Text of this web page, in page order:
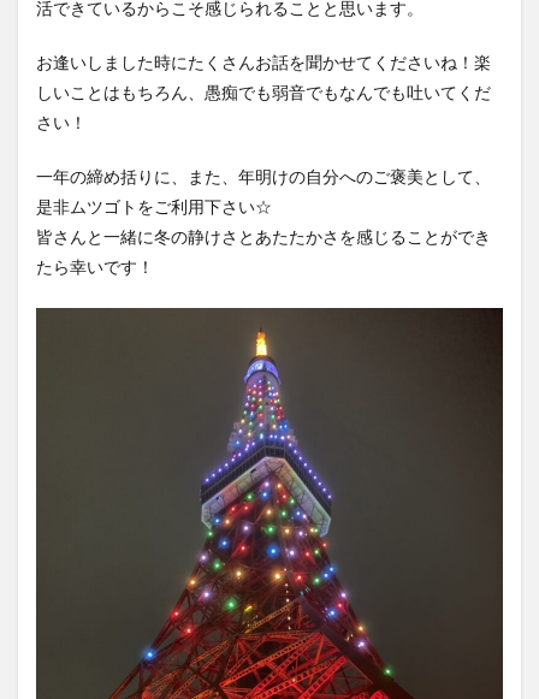
活できているからこそ感じられることと思います。
お逢いしました時にたくさんお話を聞かせてくださいね！楽
しいことはもちろん、愚痴でも弱音でもなんでも吐いてくだ
さい！
一年の締め括りに、また、年明けの自分へのご褒美として、
是非ムツゴトをご利用下さい☆
皆さんと一緒に冬の静けさとあたたかさを感じることができ
たら幸いです！